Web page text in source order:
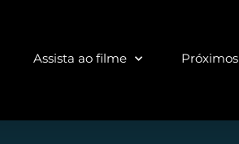
Assista ao filme